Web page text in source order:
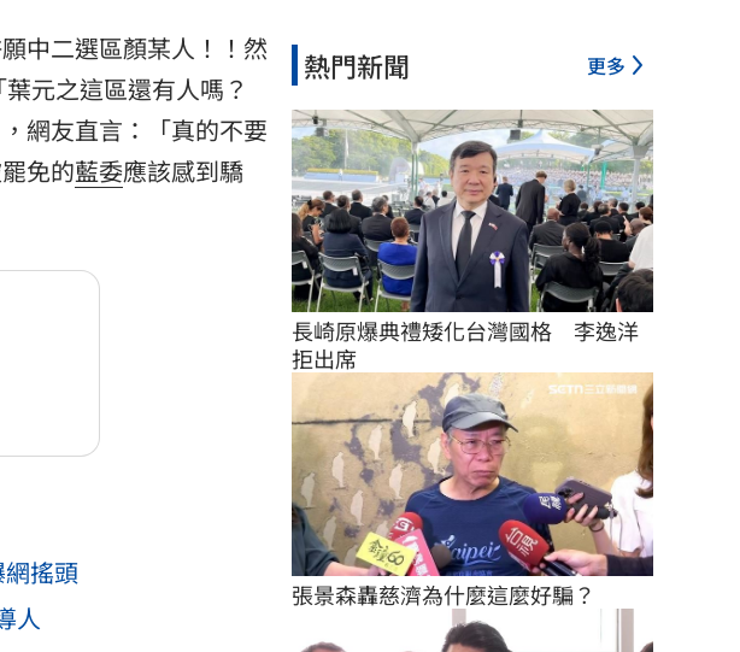
中二選區顏某人！！然
元之這區還有人嗎？
網友直言：「真的不要
免的藍委應該感到驕
搖頭
人
熱門新聞 更多
長崎原爆典禮矮化台灣國格　李逸洋
拒出席
張景森轟慈濟為什麼這麼好騙？